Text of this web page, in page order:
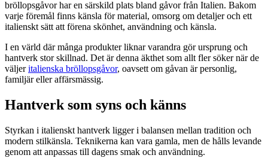
bröllopsgåvor har en särskild plats bland gåvor från Italien. Bakom
varje föremål finns känsla för material, omsorg om detaljer och ett
italienskt sätt att förena skönhet, användning och känsla.
I en värld där många produkter liknar varandra gör ursprung och
hantverk stor skillnad. Det är denna äkthet som allt fler söker när de
väljeritalienska bröllopsgåvor, oavsett om gåvan är personlig,
familjär eller affärsmässig.
Hantverk som syns och känns
Styrkan i italienskt hantverk ligger i balansen mellan tradition och
modern stilkänsla. Teknikerna kan vara gamla, men de hålls levande
genom att anpassas till dagens smak och användning.